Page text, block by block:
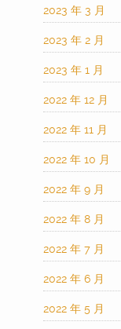
2023 年 3 月
2023 年 2 月
2023 年 1 月
2022 年 12 月
2022 年 11 月
2022 年 10 月
2022 年 9 月
2022 年 8 月
2022 年 7 月
2022 年 6 月
2022 年 5 月